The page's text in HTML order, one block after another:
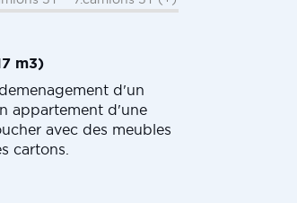
m3)
d'un
appartement d'une
avec des meubles
cartons.